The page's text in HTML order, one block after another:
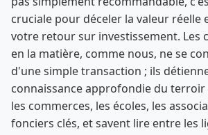
cruciale pour déceler la valeur réelle
votre retour sur investissement. Les
en la matière, comme nous, ne se
d'une simple transaction ; ils
connaissance approfondie du terroir
les commerces, les écoles, les
fonciers clés, et savent lire entre les